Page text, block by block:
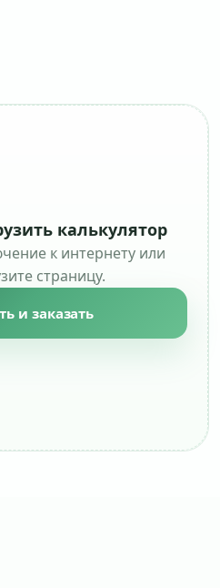
калькулятор
к интернету или
страницу.
и заказать